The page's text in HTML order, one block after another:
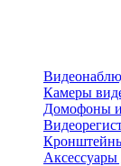
Камеры
Домофоны и